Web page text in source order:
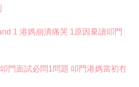
1 港媽崩潰痛哭 1原因棄讀叩門
門面試必問1問題 叩門港媽當初冇